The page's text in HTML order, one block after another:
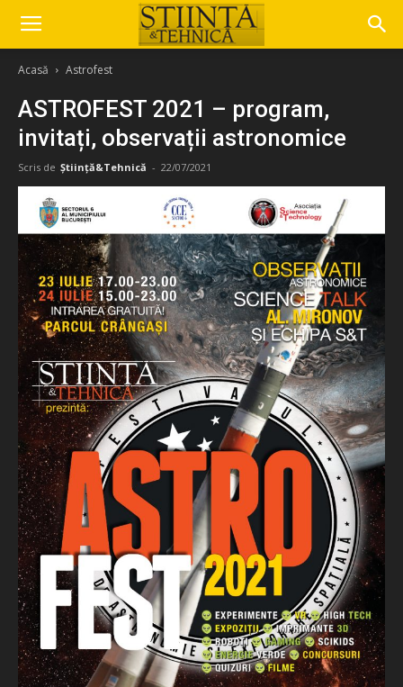
Acasă Astrofest
ASTROFEST 2021 – program,
invitați, observații astronomice
Scris de Știință&Tehnică - 22/07/2021